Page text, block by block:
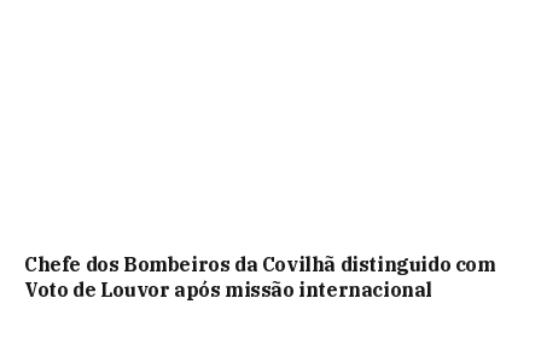
Chefe dos Bombeiros da Covilhã distinguido com
Voto de Louvor após missão internacional